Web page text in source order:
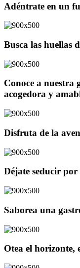
Adéntrate en un
Busca las huellas
Conoce a nuestra
acogedora y
Disfruta de la
Déjate seducir
Saborea una
Otea el horizonte,